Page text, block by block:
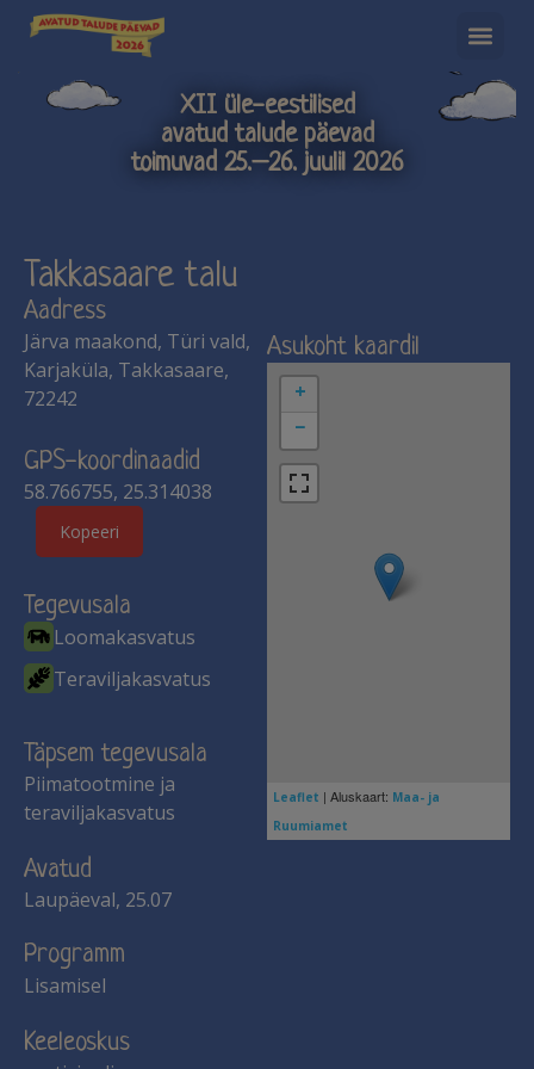
XII üle-eestilised
avatud talude päevad
toimuvad 25.–26. juulil 2026
Takkasaare talu
Aadress
Järva maakond, Türi vald,
Karjaküla, Takkasaare,
72242
GPS-koordinaadid
58.766755, 25.314038
Kopeeri
Tegevusala
Loomakasvatus
Teraviljakasvatus
Täpsem tegevusala
Piimatootmine ja
teraviljakasvatus
Avatud
Laupäeval, 25.07
Programm
Lisamisel
Keeleoskus
Asukoht kaardil
+
−
Leaflet | Aluskaart: Maa- ja
Ruumiamet